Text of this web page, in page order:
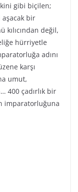
gibi biçilen;
aşacak bir
kılıcından değil,
hürriyetle
adını
karşı
umut,
400 çadırlık bir
imparatorluğuna